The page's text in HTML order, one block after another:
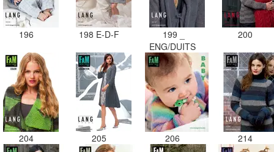
196 198 E-D-F
199 _
ENG/DUITS
200
204 205 206 214